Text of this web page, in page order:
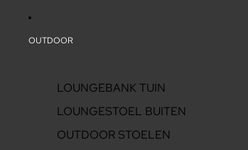
OUTDOOR
LOUNGEBANK TUIN
LOUNGESTOEL BUITEN
OUTDOOR STOELEN